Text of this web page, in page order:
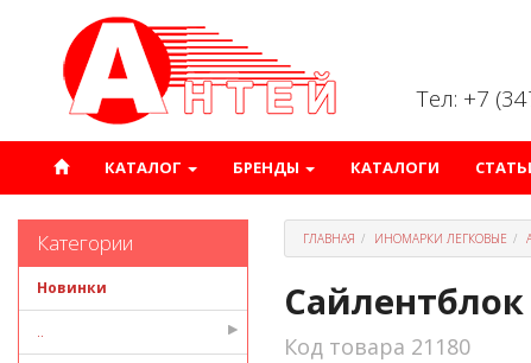
Тел: +7
КАТАЛОГ БРЕНДЫ КАТАЛОГИ
Категории
Новинки
..
ГЛАВНАЯ ИНОМАРКИ ЛЕГКОВЫЕ
Код товара 21180